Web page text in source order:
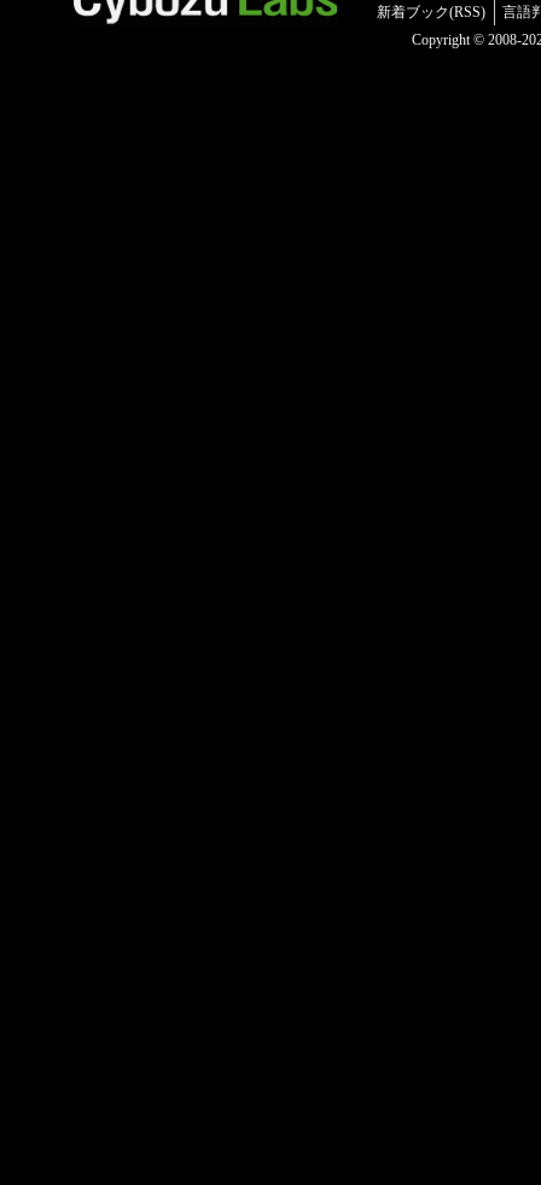
新着ブック(RSS)
言語
Copyright © 2008-